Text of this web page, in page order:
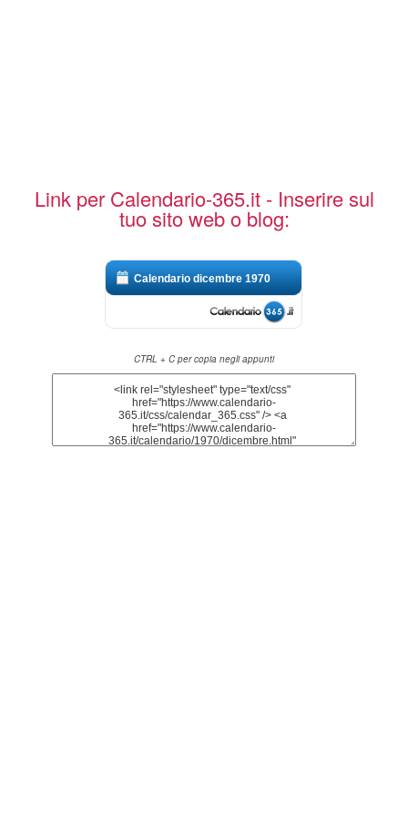
Link per Calendario-365.it - Inserire sul
tuo sito web o blog:
Calendario dicembre 1970
CTRL + C per copia negli appunti